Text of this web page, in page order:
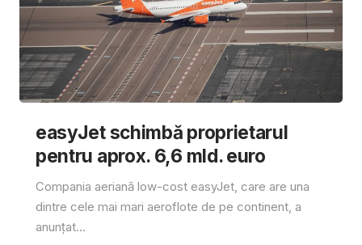
easyJet schimbă proprietarul
pentru aprox. 6,6 mld. euro
Compania aeriană low-cost easyJet, care are una
dintre cele mai mari aeroflote de pe continent, a
anunțat...